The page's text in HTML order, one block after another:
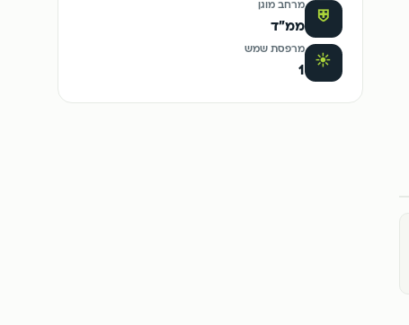
⛨
מרחב מוגן
ממ"ד
☀
מרפסת שמש
1